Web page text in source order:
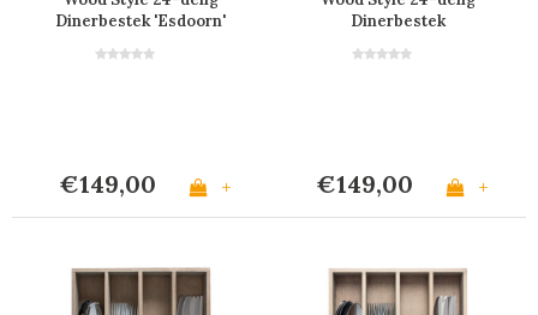
Dinerbestek 'Esdoorn'
€149,00 +
Dinerbestek
€149,00 +